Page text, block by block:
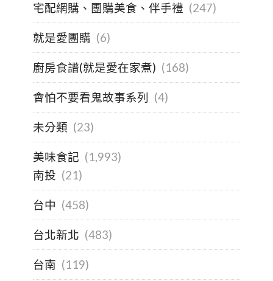
宅配網購、團購美食、伴手禮 (247)
就是愛團購 (6)
廚房食譜(就是愛在家煮) (168)
會怕不要看鬼故事系列 (4)
未分類 (23)
美味食記 (1,993)
南投 (21)
台中 (458)
台北新北 (483)
台南 (119)